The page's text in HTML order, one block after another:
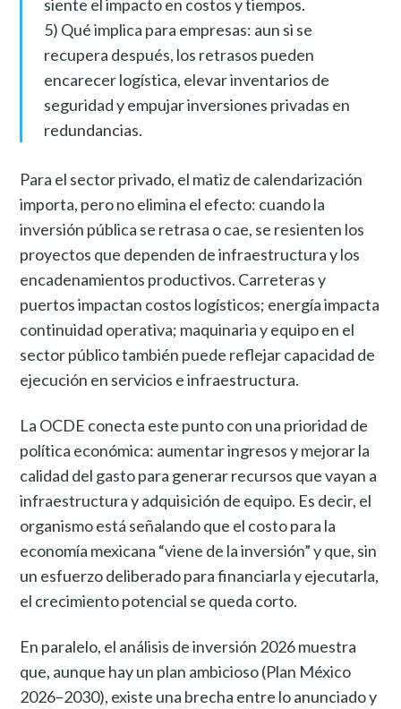
siente el impacto en costos y tiempos.
5) Qué implica para empresas: aun si se
recupera después, los retrasos pueden
encarecer logística, elevar inventarios de
seguridad y empujar inversiones privadas en
redundancias.
Para el sector privado, el matiz de calendarización
importa, pero no elimina el efecto: cuando la
inversión pública se retrasa o cae, se resienten los
proyectos que dependen de infraestructura y los
encadenamientos productivos. Carreteras y
puertos impactan costos logísticos; energía impacta
continuidad operativa; maquinaria y equipo en el
sector público también puede reflejar capacidad de
ejecución en servicios e infraestructura.
La OCDE conecta este punto con una prioridad de
política económica: aumentar ingresos y mejorar la
calidad del gasto para generar recursos que vayan a
infraestructura y adquisición de equipo. Es decir, el
organismo está señalando que el costo para la
economía mexicana “viene de la inversión” y que, sin
un esfuerzo deliberado para financiarla y ejecutarla,
el crecimiento potencial se queda corto.
En paralelo, el análisis de inversión 2026 muestra
que, aunque hay un plan ambicioso (Plan México
2026–2030), existe una brecha entre lo anunciado y